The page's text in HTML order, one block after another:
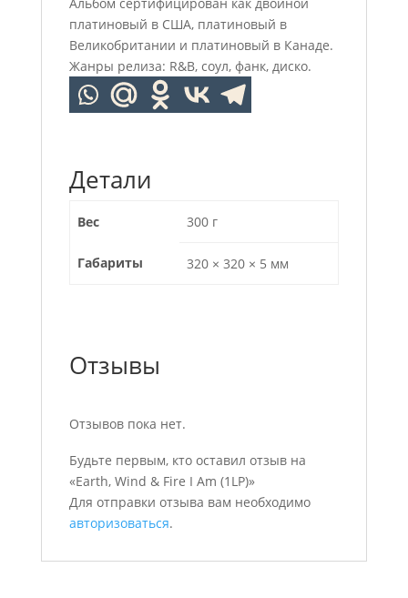
платиновый в США, платиновый в
Великобритании и платиновый в Канаде.
Жанры релиза: R&B, соул, фанк, диско.
Детали
Вес 300 г
Габариты 320 × 320 × 5 мм
Отзывы
Отзывов пока нет.
Будьте первым, кто оставил отзыв на
«Earth, Wind & Fire I Am (1LP)»
Для отправки отзыва вам необходимо
авторизоваться.